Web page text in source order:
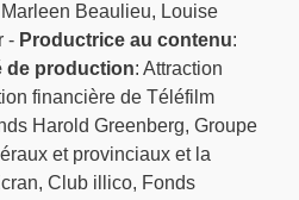
Marleen Beaulieu, Louise
- Productrice au contenu:
de production: Attraction
financière de Téléfilm
Harold Greenberg, Groupe
et provinciaux et la
Club illico, Fonds